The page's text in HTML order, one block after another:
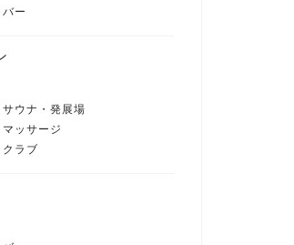
ー
サウナ・発展場
ッサージ
クラブ